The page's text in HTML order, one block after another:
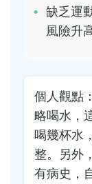
缺乏運
風險升
個人觀點
略喝水，
喝幾杯水
整。另外
有病史，